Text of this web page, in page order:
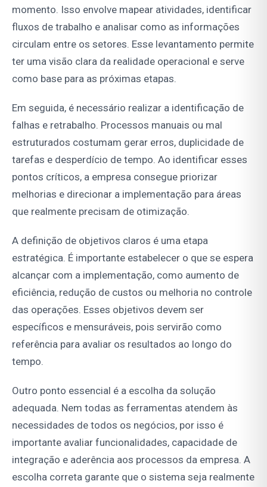
momento. Isso envolve mapear atividades, identificar
fluxos de trabalho e analisar como as informações
circulam entre os setores. Esse levantamento permite
ter uma visão clara da realidade operacional e serve
como base para as próximas etapas.
Em seguida, é necessário realizar a identificação de
falhas e retrabalho. Processos manuais ou mal
estruturados costumam gerar erros, duplicidade de
tarefas e desperdício de tempo. Ao identificar esses
pontos críticos, a empresa consegue priorizar
melhorias e direcionar a implementação para áreas
que realmente precisam de otimização.
A definição de objetivos claros é uma etapa
estratégica. É importante estabelecer o que se espera
alcançar com a implementação, como aumento de
eficiência, redução de custos ou melhoria no controle
das operações. Esses objetivos devem ser
específicos e mensuráveis, pois servirão como
referência para avaliar os resultados ao longo do
tempo.
Outro ponto essencial é a escolha da solução
adequada. Nem todas as ferramentas atendem às
necessidades de todos os negócios, por isso é
importante avaliar funcionalidades, capacidade de
integração e aderência aos processos da empresa. A
escolha correta garante que o sistema seja realmente